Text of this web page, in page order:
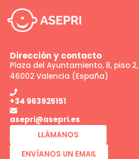
Dirección y contacto
Plaza del Ayuntamiento, 8, piso
46002 Valencia (España)
+34 963925151
asepri@asepri.es
LLÁMANOS
ENVÍANOS UN EMAIL